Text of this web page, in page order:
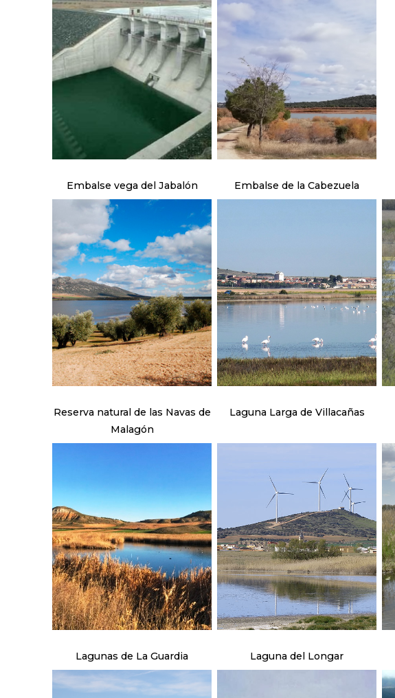
Embalse vega del Jabalón Embalse de la Cabezuela
Reserva natural de las Navas de
Malagón
Laguna Larga de Villacañas
Lagunas de La Guardia Laguna del Longar